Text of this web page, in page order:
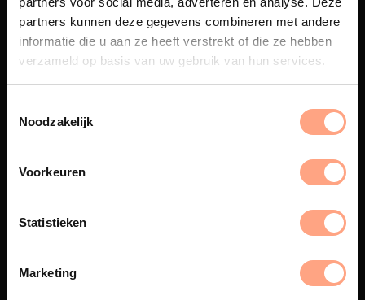
partners kunnen deze gegevens combineren met andere
informatie die u aan ze heeft verstrekt of die ze hebben
verzameld op basis van uw gebruik van hun services.
Noodzakelijk
Voorkeuren
Statistieken
Marketing
Maatwerk
Een exclusieve handgemaakte
beleving, waar Nederlands
Spuiterij
eigen spuiterij afgewerkt met